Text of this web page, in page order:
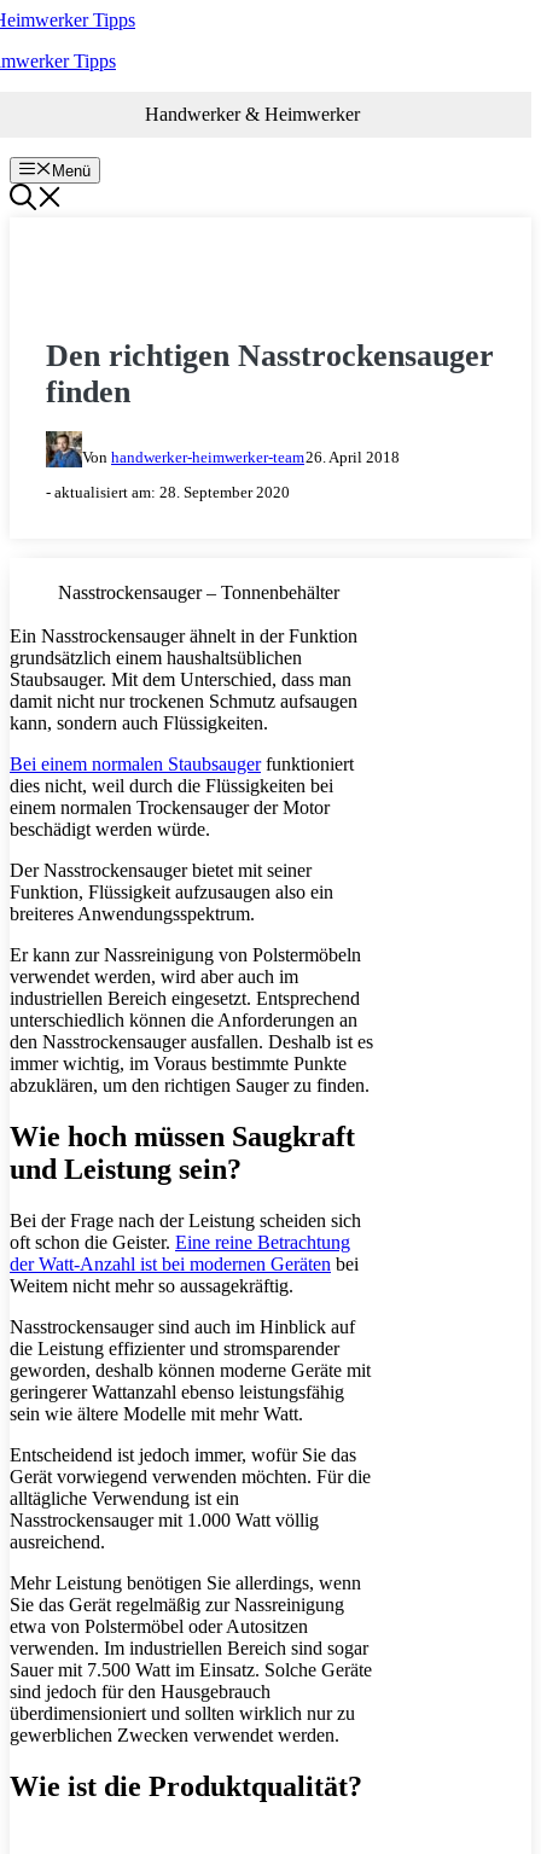
Zum
springenTipps
Handwerker & Heimwerker
Menü
Den richtigen Nasstrockensauger
finden
Von handwerker-heimwerker-team26. April 2018
- aktualisiert am: 28. September 2020
Nasstrockensauger – Tonnenbehälter
Ein Nasstrockensauger ähnelt in der Funktion
grundsätzlich einem haushaltsüblichen
Staubsauger. Mit dem Unterschied, dass man
damit nicht nur trockenen Schmutz aufsaugen
kann, sondern auch Flüssigkeiten.
Bei einem normalen Staubsaugerfunktioniert
dies nicht, weil durch die Flüssigkeiten bei
einem normalen Trockensauger der Motor
beschädigt werden würde.
Der Nasstrockensauger bietet mit seiner
Funktion, Flüssigkeit aufzusaugen also ein
breiteres Anwendungsspektrum.
Er kann zur Nassreinigung von Polstermöbeln
verwendet werden, wird aber auch im
industriellen Bereich eingesetzt. Entsprechend
unterschiedlich können die Anforderungen an
den Nasstrockensauger ausfallen. Deshalb ist es
immer wichtig, im Voraus bestimmte Punkte
abzuklären, um den richtigen Sauger zu finden.
Wie hoch müssen Saugkraft
und Leistung sein?
Bei der Frage nach der Leistung scheiden sich
oft schon die Geister. Eine reine Betrachtung
der Watt-Anzahl ist bei modernen Geräten bei
Weitem nicht mehr so aussagekräftig.
Nasstrockensauger sind auch im Hinblick auf
die Leistung effizienter und stromsparender
geworden, deshalb können moderne Geräte mit
geringerer Wattanzahl ebenso leistungsfähig
sein wie ältere Modelle mit mehr Watt.
Entscheidend ist jedoch immer, wofür Sie das
Gerät vorwiegend verwenden möchten. Für die
alltägliche Verwendung ist ein
Nasstrockensauger mit 1.000 Watt völlig
ausreichend.
Mehr Leistung benötigen Sie allerdings, wenn
Sie das Gerät regelmäßig zur Nassreinigung
etwa von Polstermöbel oder Autositzen
verwenden. Im industriellen Bereich sind sogar
Sauer mit 7.500 Watt im Einsatz. Solche Geräte
sind jedoch für den Hausgebrauch
überdimensioniert und sollten wirklich nur zu
gewerblichen Zwecken verwendet werden.
Wie ist die Produktqualität?